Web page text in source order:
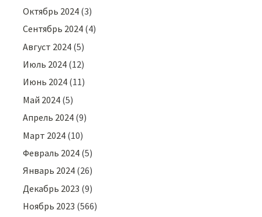
Октябрь 2024 (3)
Сентябрь 2024 (4)
Август 2024 (5)
Июль 2024 (12)
Июнь 2024 (11)
Май 2024 (5)
Апрель 2024 (9)
Март 2024 (10)
Февраль 2024 (5)
Январь 2024 (26)
Декабрь 2023 (9)
Ноябрь 2023 (566)